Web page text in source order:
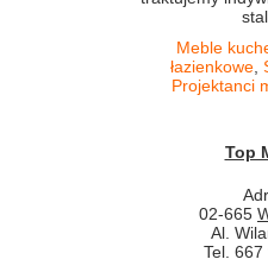
Meble
łazienkowe,
Projektanci
Top
02-665
Al.
Tel.